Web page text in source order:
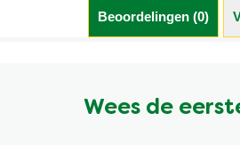
Beoordelingen (0)
Wees de